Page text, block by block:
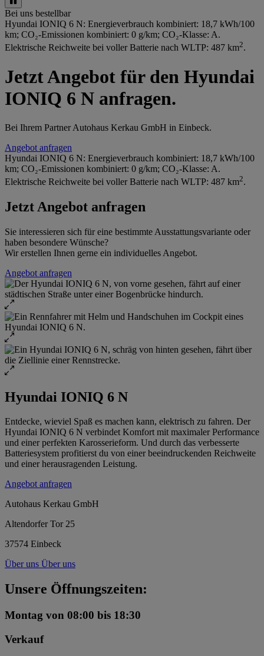
Bei uns bestellbar
Hyundai IONIQ 6 N: Energieverbrauch kombiniert: 18,7 kWh/100
km; CO₂-Emissionen kombiniert: 0 g/km; CO₂-Klasse: A.
Elektrische Reichweite bei voller Batterie nach WLTP: 487 km2.
Jetzt Angebot für den Hyundai
IONIQ 6 N anfragen.
Bei Ihrem Partner Autohaus Kerkau GmbH in Einbeck.
Angebot anfragen
Hyundai IONIQ 6 N: Energieverbrauch kombiniert: 18,7 kWh/100
km; CO₂-Emissionen kombiniert: 0 g/km; CO₂-Klasse: A.
Elektrische Reichweite bei voller Batterie nach WLTP: 487 km2.
Jetzt Angebot anfragen
Sie interessieren sich für eine bestimmte Ausstattungsvariante oder
haben besondere Wünsche?
Wir erstellen Ihnen gerne ein individuelles Angebot.
Angebot anfragen
Hyundai IONIQ 6 N
Entdecke, wieviel Spaß es machen kann, elektrisch zu fahren. Der
Hyundai IONIQ 6 N verbindet Komfort mit maximaler Performance
und einer perfekten Karosserieform. Und durch das verbesserte
Batteriesystem profitierst du von einer beeindruckenden Reichweite
und einer herausragenden Leistung.
Angebot anfragen
Autohaus Kerkau GmbH
Altendorfer Tor 25
37574 Einbeck
Über uns Über uns
Unsere Öffnungszeiten:
Montag von 08:00 bis 18:30
Verkauf